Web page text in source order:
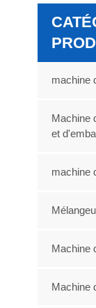
machine
Machine
et
machine
Machine
Machine